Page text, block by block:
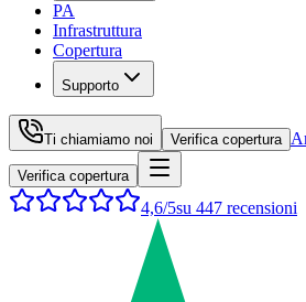
PA
Infrastruttura
Copertura
Supporto
Ti chiamiamo noi Verifica copertura
Verifica copertura
4,6/5su 447 recensioni